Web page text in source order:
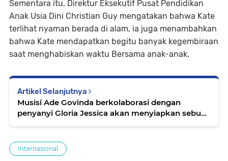
Sementara itu, Direktur Eksekutif Pusat Pendidikan
Anak Usia Dini Christian Guy mengatakan bahwa Kate
terlihat nyaman berada di alam, ia juga menambahkan
bahwa Kate mendapatkan begitu banyak kegembiraan
saat menghabiskan waktu Bersama anak-anak.
Artikel Selanjutnya
Musisi Ade Govinda berkolaborasi dengan
penyanyi Gloria Jessica akan menyiapkan sebuah
Internasional